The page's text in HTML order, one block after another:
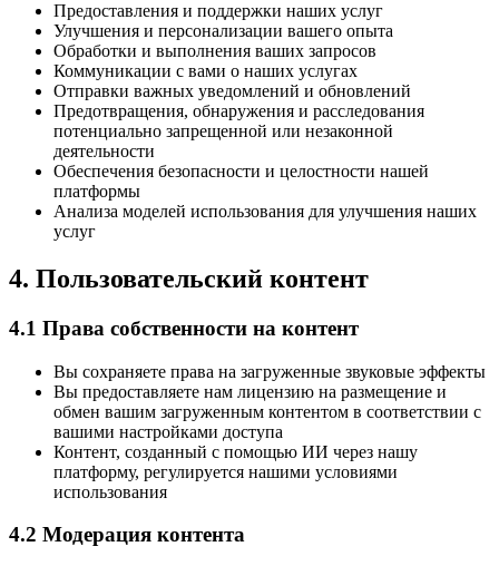
Предоставления и поддержки наших услуг
Улучшения и персонализации вашего опыта
Обработки и выполнения ваших запросов
Коммуникации с вами о наших услугах
Отправки важных уведомлений и обновлений
Предотвращения, обнаружения и расследования
потенциально запрещенной или незаконной
деятельности
Обеспечения безопасности и целостности нашей
платформы
Анализа моделей использования для улучшения наших
услуг
4. Пользовательский контент
4.1 Права собственности на контент
Вы сохраняете права на загруженные звуковые эффекты
Вы предоставляете нам лицензию на размещение и
обмен вашим загруженным контентом в соответствии с
вашими настройками доступа
Контент, созданный с помощью ИИ через нашу
платформу, регулируется нашими условиями
использования
4.2 Модерация контента